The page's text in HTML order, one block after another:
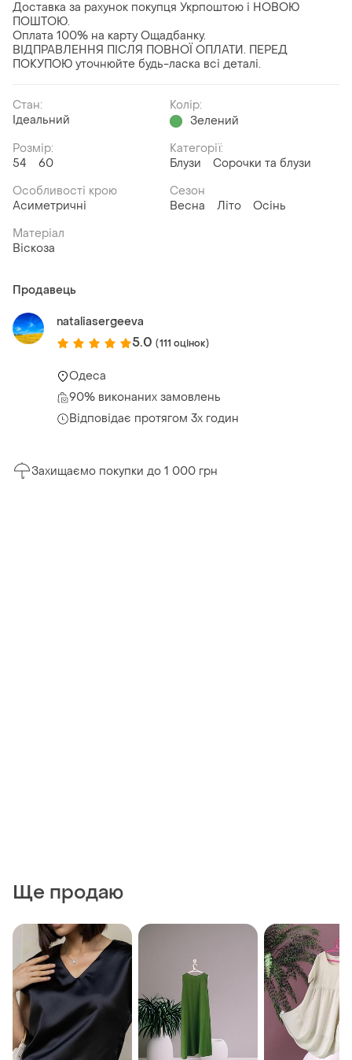
Доставка за рахунок покупця Укрпоштою і НОВОЮ
ПОШТОЮ.
Оплата 100% на карту Ощадбанку.
ВІДПРАВЛЕННЯ ПІСЛЯ ПОВНОЇ ОПЛАТИ. ПЕРЕД
ПОКУПОЮ уточнюйте будь-ласка всі деталі.
Стан:
Ідеальний
Колір:
Зелений
Розмір:
54
60
Категорії:
Блузи
Сорочки та блузи
Особливості крою
Асиметричні
Сезон
Весна
Літо
Осінь
Матеріал
Віскоза
Продавець
nataliasergeeva
5.0 (111 оцінок)
Одеса
90% виконаних замовлень
Відповідає протягом 3х годин
Захищаємо покупки до 1 000 грн
Ще продаю